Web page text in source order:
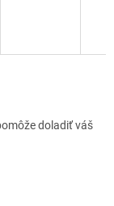
doladiť váš